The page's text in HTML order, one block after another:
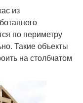
из
по периметру
Такие объекты
на столбчатом